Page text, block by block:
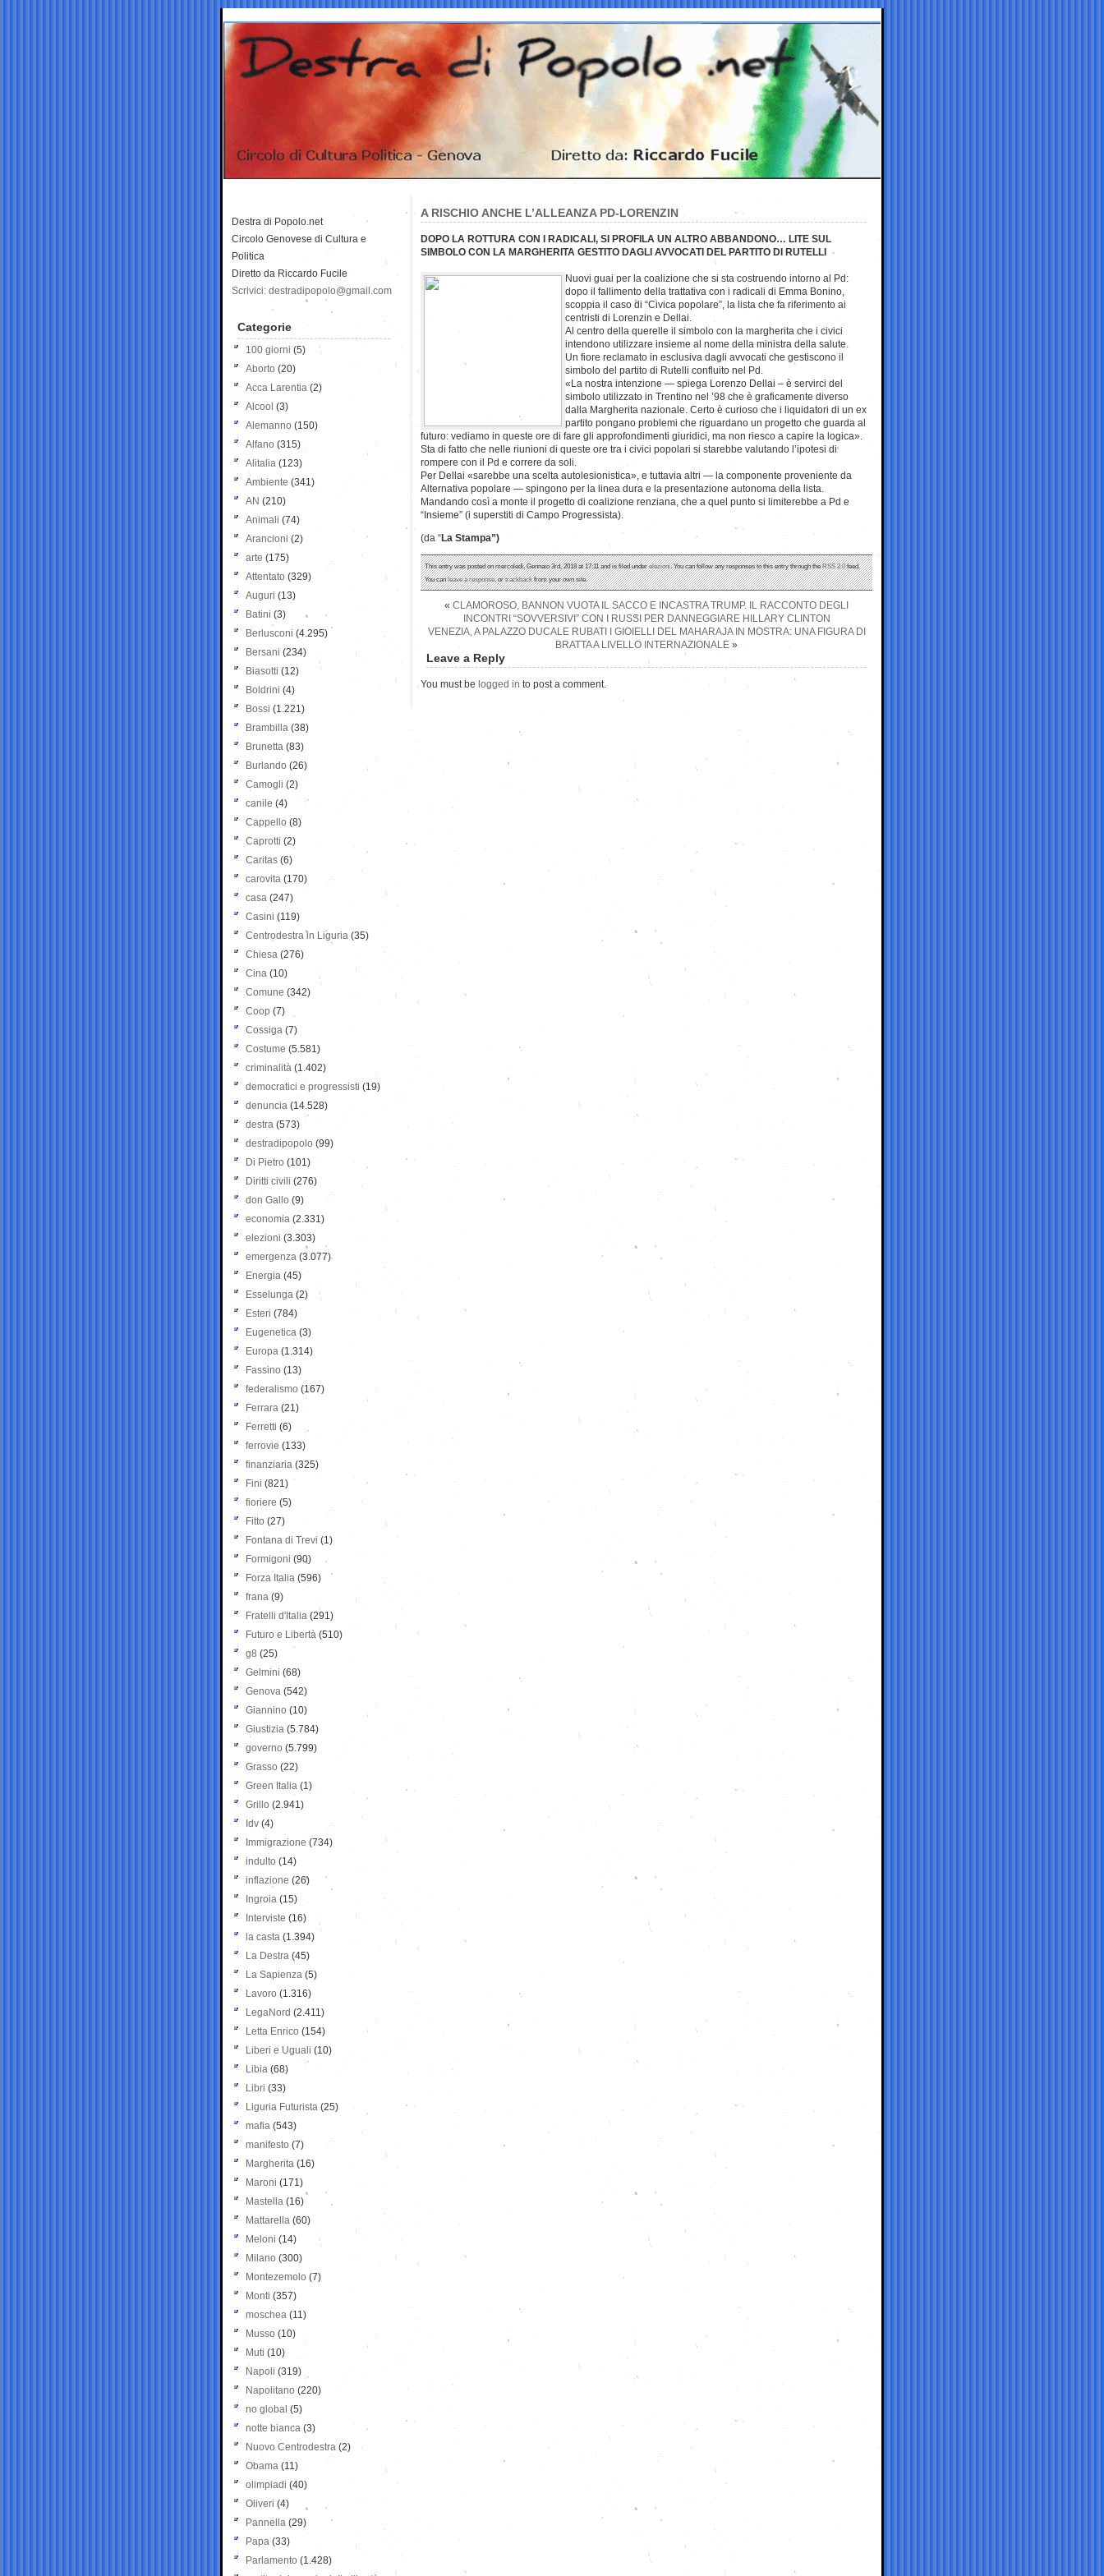
A RISCHIO ANCHE L’ALLEANZA PD-LORENZIN
DOPO LA ROTTURA CON I RADICALI, SI PROFILA UN ALTRO ABBANDONO… LITE SUL
SIMBOLO CON LA MARGHERITA GESTITO DAGLI AVVOCATI DEL PARTITO DI RUTELLI
Nuovi guai per la coalizione che si sta costruendo intorno al Pd:
dopo il fallimento della trattativa con i radicali di Emma Bonino,
scoppia il caso di “Civica popolare”, la lista che fa riferimento ai
centristi di Lorenzin e Dellai.
Al centro della querelle il simbolo con la margherita che i civici
intendono utilizzare insieme al nome della ministra della salute.
Un fiore reclamato in esclusiva dagli avvocati che gestiscono il
simbolo del partito di Rutelli confluito nel Pd.
«La nostra intenzione — spiega Lorenzo Dellai – è servirci del
simbolo utilizzato in Trentino nel ’98 che è graficamente diverso
dalla Margherita nazionale. Certo è curioso che i liquidatori di un ex
partito pongano problemi che riguardano un progetto che guarda al
futuro: vediamo in queste ore di fare gli approfondimenti giuridici, ma non riesco a capire la logica».
Sta di fatto che nelle riunioni di queste ore tra i civici popolari si starebbe valutando l’ipotesi di
rompere con il Pd e correre da soli.
Per Dellai «sarebbe una scelta autolesionistica», e tuttavia altri — la componente proveniente da
Alternativa popolare — spingono per la linea dura e la presentazione autonoma della lista.
Mandando così a monte il progetto di coalizione renziana, che a quel punto si limiterebbe a Pd e
“Insieme” (i superstiti di Campo Progressista).
(da “La Stampa”)
This entry was posted on mercoledì, Gennaio 3rd, 2018 at 17:11 and is filed underelezioni. You can follow any responses to this entry through theRSS 2.0feed.
You canleave a response, ortrackbackfrom your own site.
« CLAMOROSO, BANNON VUOTA IL SACCO E INCASTRA TRUMP. IL RACCONTO DEGLI
INCONTRI “SOVVERSIVI” CON I RUSSI PER DANNEGGIARE HILLARY CLINTON
VENEZIA, A PALAZZO DUCALE RUBATI I GIOIELLI DEL MAHARAJA IN MOSTRA: UNA FIGURA DI
BRATTA A LIVELLO INTERNAZIONALE »
Leave a Reply
You must be logged in to post a comment.
Destra di Popolo.net
Circolo Genovese di Cultura e
Politica
Diretto da Riccardo Fucile
Scrivici: destradipopolo@gmail.com
Categorie
100 giorni (5)
Aborto (20)
Acca Larentia (2)
Alcool (3)
Alemanno (150)
Alfano (315)
Alitalia (123)
Ambiente (341)
AN (210)
Animali (74)
Arancioni (2)
arte (175)
Attentato (329)
Auguri (13)
Batini (3)
Berlusconi (4.295)
Bersani (234)
Biasotti (12)
Boldrini (4)
Bossi (1.221)
Brambilla (38)
Brunetta (83)
Burlando (26)
Camogli (2)
canile (4)
Cappello (8)
Caprotti (2)
Caritas (6)
carovita (170)
casa (247)
Casini (119)
Centrodestra in Liguria (35)
Chiesa (276)
Cina (10)
Comune (342)
Coop (7)
Cossiga (7)
Costume (5.581)
criminalità (1.402)
democratici e progressisti (19)
denuncia (14.528)
destra (573)
destradipopolo (99)
Di Pietro (101)
Diritti civili (276)
don Gallo (9)
economia (2.331)
elezioni (3.303)
emergenza (3.077)
Energia (45)
Esselunga (2)
Esteri (784)
Eugenetica (3)
Europa (1.314)
Fassino (13)
federalismo (167)
Ferrara (21)
Ferretti (6)
ferrovie (133)
finanziaria (325)
Fini (821)
fioriere (5)
Fitto (27)
Fontana di Trevi (1)
Formigoni (90)
Forza Italia (596)
frana (9)
Fratelli d'Italia (291)
Futuro e Libertà (510)
g8 (25)
Gelmini (68)
Genova (542)
Giannino (10)
Giustizia (5.784)
governo (5.799)
Grasso (22)
Green Italia (1)
Grillo (2.941)
Idv (4)
Immigrazione (734)
indulto (14)
inflazione (26)
Ingroia (15)
Interviste (16)
la casta (1.394)
La Destra (45)
La Sapienza (5)
Lavoro (1.316)
LegaNord (2.411)
Letta Enrico (154)
Liberi e Uguali (10)
Libia (68)
Libri (33)
Liguria Futurista (25)
mafia (543)
manifesto (7)
Margherita (16)
Maroni (171)
Mastella (16)
Mattarella (60)
Meloni (14)
Milano (300)
Montezemolo (7)
Monti (357)
moschea (11)
Musso (10)
Muti (10)
Napoli (319)
Napolitano (220)
no global (5)
notte bianca (3)
Nuovo Centrodestra (2)
Obama (11)
olimpiadi (40)
Oliveri (4)
Pannella (29)
Papa (33)
Parlamento (1.428)